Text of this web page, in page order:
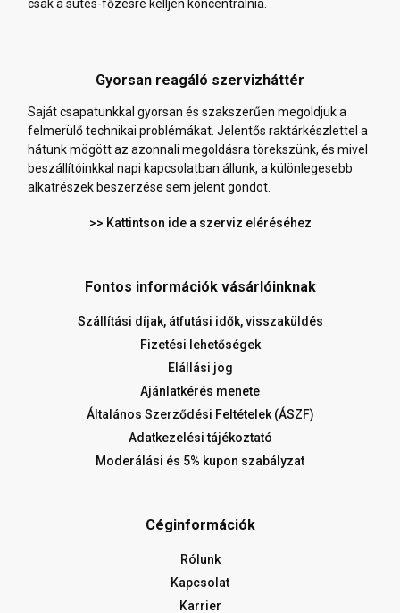
csak a sütés-főzésre kelljen koncentrálnia.
Gyorsan reagáló szervizháttér
Saját csapatunkkal gyorsan és szakszerűen megoldjuk a
felmerülő technikai problémákat. Jelentős raktárkészlettel a
hátunk mögött az azonnali megoldásra törekszünk, és mivel
beszállítóinkkal napi kapcsolatban állunk, a különlegesebb
alkatrészek beszerzése sem jelent gondot.
>> Kattintson ide a szerviz eléréséhez
Fontos információk vásárlóinknak
Szállítási díjak, átfutási idők, visszaküldés
Fizetési lehetőségek
Elállási jog
Ajánlatkérés menete
Általános Szerződési Feltételek (ÁSZF)
Adatkezelési tájékoztató
Moderálási és 5% kupon szabályzat
Céginformációk
Rólunk
Kapcsolat
Karrier